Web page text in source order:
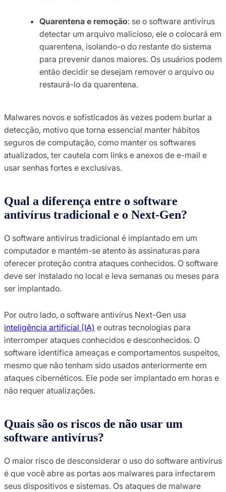
Quarentena e remoção: se o software antivírus
detectar um arquivo malicioso, ele o colocará em
quarentena, isolando-o do restante do sistema
para prevenir danos maiores. Os usuários podem
então decidir se desejam remover o arquivo ou
restaurá-lo da quarentena.
Malwares novos e sofisticados às vezes podem burlar a
detecção, motivo que torna essencial manter hábitos
seguros de computação, como manter os softwares
atualizados, ter cautela com links e anexos de e-mail e
usar senhas fortes e exclusivas.
Qual a diferença entre o software
antivírus tradicional e o Next-Gen?
O software antivírus tradicional é implantado em um
computador e mantém-se atento às assinaturas para
oferecer proteção contra ataques conhecidos. O software
deve ser instalado no local e leva semanas ou meses para
ser implantado.
Por outro lado, o software antivírus Next-Gen usa
inteligência artificial (IA) e outras tecnologias para
interromper ataques conhecidos e desconhecidos. O
software identifica ameaças e comportamentos suspeitos,
mesmo que não tenham sido usados anteriormente em
ataques cibernéticos. Ele pode ser implantado em horas e
não requer atualizações.
Quais são os riscos de não usar um
software antivírus?
O maior risco de desconsiderar o uso do software antivírus
é que você abre as portas aos malwares para infectarem
seus dispositivos e sistemas. Os ataques de malware